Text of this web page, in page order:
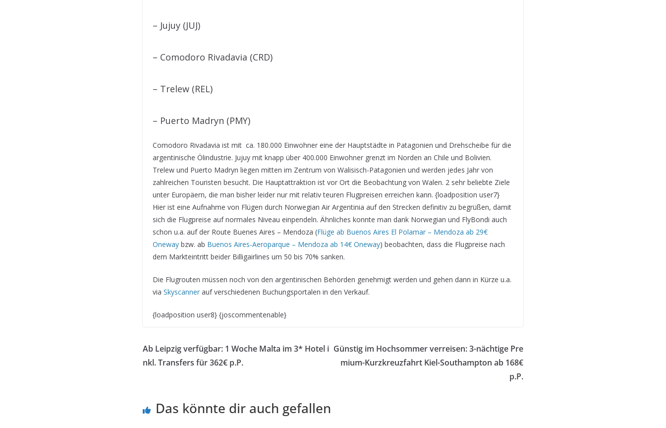
– Jujuy (JUJ)
– Comodoro Rivadavia (CRD)
– Trelew (REL)
– Puerto Madryn (PMY)
Comodoro Rivadavia ist mit ca. 180.000 Einwohner eine der Hauptstädte in Patagonien und Drehscheibe für die
argentinische Ölindustrie. Jujuy mit knapp über 400.000 Einwohner grenzt im Norden an Chile und Bolivien.
Trelew und Puerto Madryn liegen mitten im Zentrum von Walisisch-Patagonien und werden jedes Jahr von
zahlreichen Touristen besucht. Die Hauptattraktion ist vor Ort die Beobachtung von Walen. 2 sehr beliebte Ziele
unter Europäern, die man bisher leider nur mit relativ teuren Flugpreisen erreichen kann. {loadposition user7}
Hier ist eine Aufnahme von Flügen durch Norwegian Air Argentinia auf den Strecken definitiv zu begrüßen, damit
sich die Flugpreise auf normales Niveau einpendeln. Ähnliches konnte man dank Norwegian und FlyBondi auch
schon u.a. auf der Route Buenes Aires – Mendoza (Flüge ab Buenos Aires El Polamar – Mendoza ab 29€
Oneway bzw. ab Buenos Aires-Aeroparque – Mendoza ab 14€ Oneway) beobachten, dass die Flugpreise nach
dem Markteintritt beider Billigairlines um 50 bis 70% sanken.
Die Flugrouten müssen noch von den argentinischen Behörden genehmigt werden und gehen dann in Kürze u.a.
via Skyscanner auf verschiedenen Buchungsportalen in den Verkauf.
{loadposition user8} {joscommentenable}
Ab Leipzig verfügbar: 1 Woche Malta im 3* Hotel i
nkl. Transfers für 362€ p.P.
Günstig im Hochsommer verreisen: 3-nächtige Pre
mium-Kurzkreuzfahrt Kiel-Southampton ab 168€
p.P.
Das könnte dir auch gefallen